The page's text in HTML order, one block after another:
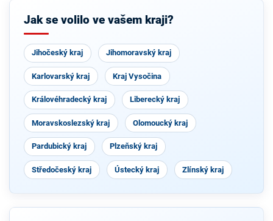
zelených a
Jak se volilo ve vašem kraji?
Jihočeský kraj Jihomoravský kraj
Karlovarský kraj Kraj Vysočina
Královéhradecký kraj Liberecký kraj
Moravskoslezský kraj Olomoucký kraj
Pardubický kraj Plzeňský kraj
Středočeský kraj Ústecký kraj Zlínský kraj